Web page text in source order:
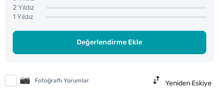
2 Yıldız
1 Yıldız
Değerlendirme Ekle
Fotoğraflı Yorumlar Yeniden Eskiye